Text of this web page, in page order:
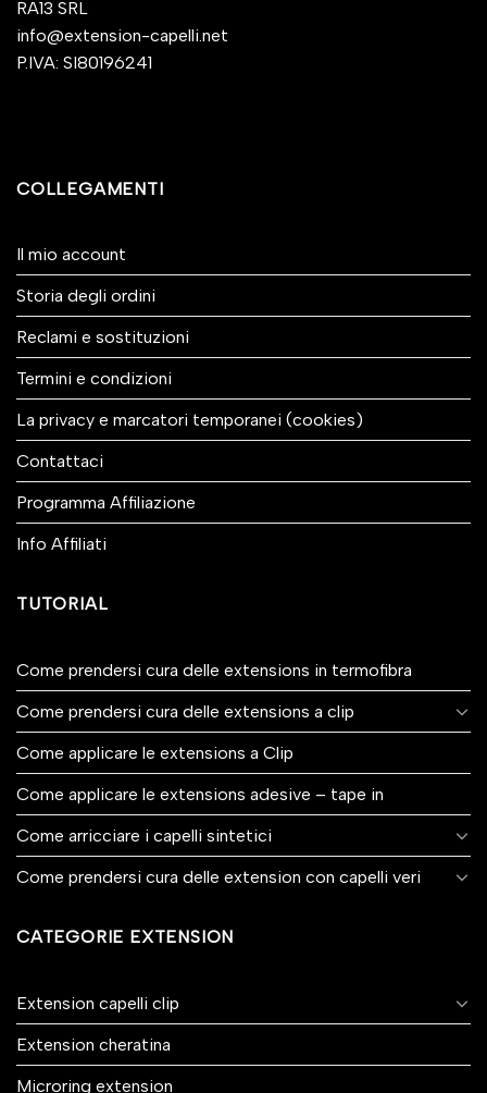
RA13 SRL
info@extension-capelli.net
P.IVA: SI80196241
COLLEGAMENTI
Il mio account
Storia degli ordini
Reclami e sostituzioni
Termini e condizioni
La privacy e marcatori temporanei (cookies)
Contattaci
Programma Affiliazione
Info Affiliati
TUTORIAL
Come prendersi cura delle extensions in termofibra
Come prendersi cura delle extensions a clip
Come applicare le extensions a Clip
Come applicare le extensions adesive – tape in
Come arricciare i capelli sintetici
Come prendersi cura delle extension con capelli veri
CATEGORIE EXTENSION
Extension capelli clip
Extension cheratina
Microring extension